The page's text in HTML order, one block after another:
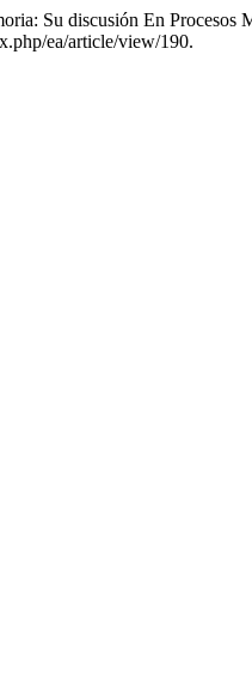
Su discusión En Procesos
ea/article/view/190.